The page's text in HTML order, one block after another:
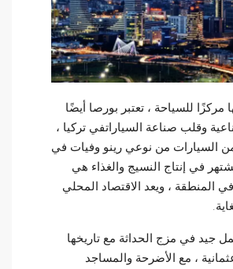
مركزًا للسياحة ، تعتبر بورصا أيضًا
وقلب صناعة السياراتفي تركيا ،
السيارات من نوعي رينو وفيات في
في إنتاج النسيج والغذاء هي
المنطقة ، ويعد الاقتصاد المحلي
جيد في مزج الحداثة مع تاريخها
، مع الأضرحة والمساجد